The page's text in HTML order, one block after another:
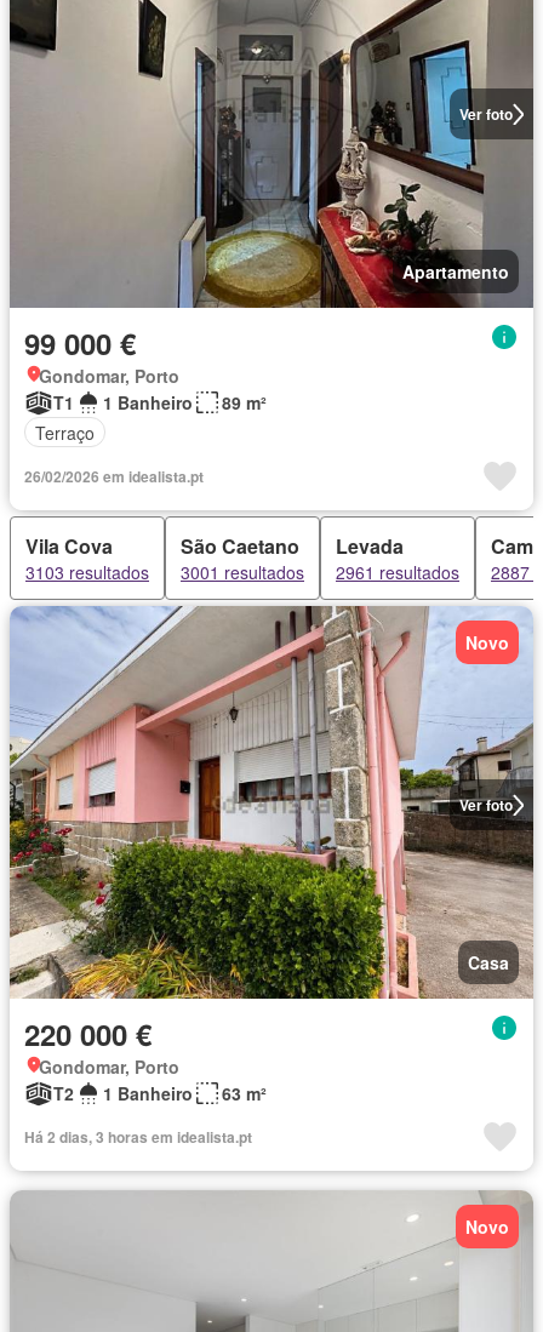
Ver foto
Apartamento
99 000 €
Gondomar, Porto
T1
1 Banheiro
89 m²
Terraço
26/02/2026 em idealista.pt
Vila Cova
3103 resultados
São Caetano
3001 resultados
Levada
2961 resultados 2887
Ver foto
Novo
Casa
220 000 €
Gondomar, Porto
T2
1 Banheiro 63 m²
Há 2 dias, 3 horas em idealista.pt
Novo